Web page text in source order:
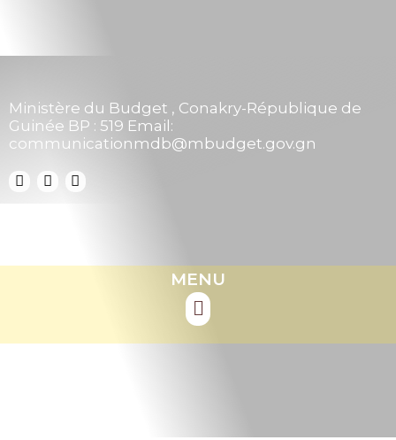
Ministère du Budget , Conakry-République de
Guinée BP : 519 Email:
communicationmdb@mbudget.gov.gn
MENU